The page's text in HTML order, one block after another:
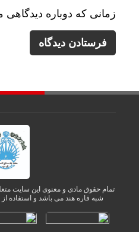
زمانی که دوباره
تمام حقوق مادی و معنوی این سایت
شبه قاره هند می باشد و استفاده